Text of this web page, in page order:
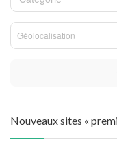
Nouveaux sites «